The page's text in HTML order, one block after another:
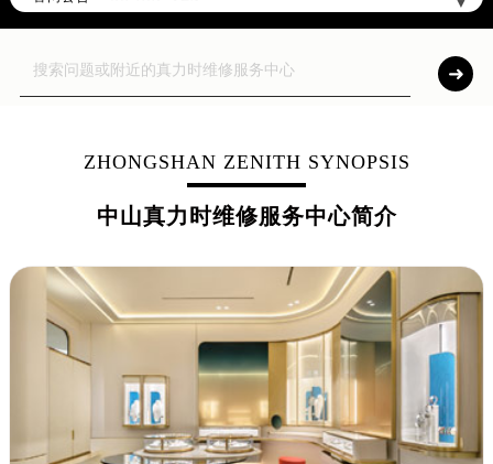
▼
Warning: Invalid argument supplied for
foreach() in
on line125
ZHONGSHAN ZENITH SYNOPSIS
中山真力时维修服务中心简介